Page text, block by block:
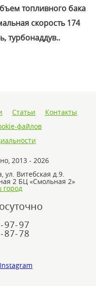
топливного бака
скорость 174
турбонаддув..
Статьи
Контакты
файлов
2013 - 2026
ул. Витебская д.9.
2 БЦ «Смольная 2»
город
97-97
87-78